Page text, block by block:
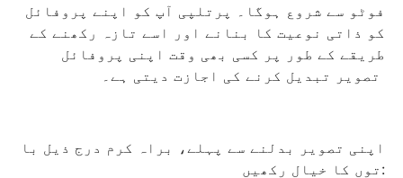
فوٹو سے شروع ہوگا۔ پرتلپی آپ کو اپنے پروفائل
کو ذاتی نوعیت کا بنانے اور اسے تازہ رکھنے کے
طریقے کے طور پر کسی بھی وقت اپنی پروفائل
اپنی تصویر بدلنے سے پہلے، براہ کرم درج ذیل با
توں کا خیال رکھیں: